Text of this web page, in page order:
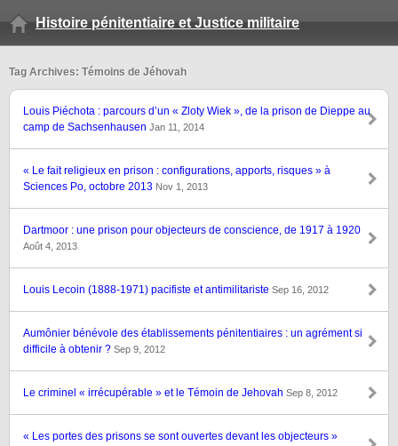
Histoire pénitentiaire et Justice militaire
Tag Archives: Témoins de Jéhovah
Louis Piéchota : parcours d’un « Zloty Wiek », de la prison de Dieppe au
camp de Sachsenhausen Jan 11, 2014
« Le fait religieux en prison : configurations, apports, risques » à
Sciences Po, octobre 2013 Nov 1, 2013
Dartmoor : une prison pour objecteurs de conscience, de 1917 à 1920
Août 4, 2013
Louis Lecoin (1888-1971) pacifiste et antimilitariste Sep 16, 2012
Aumônier bénévole des établissements pénitentiaires : un agrément si
difficile à obtenir ? Sep 9, 2012
Le criminel « irrécupérable » et le Témoin de Jehovah Sep 8, 2012
« Les portes des prisons se sont ouvertes devant les objecteurs »